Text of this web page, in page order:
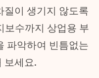
질이 생기지 않도록
보수까지 상업용 부
파악하여 빈틈없는
보세요.